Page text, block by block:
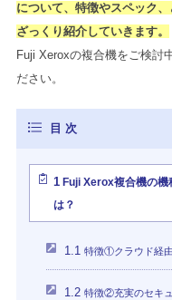
について、特徴やスペック
ざっくり紹介していきます。
Fuji Xeroxの複合機をご検討
ださい。
1Fuji Xerox複合機の機
は？
1.1 特徴①クラウド経
1.2 特徴②充実のセキ